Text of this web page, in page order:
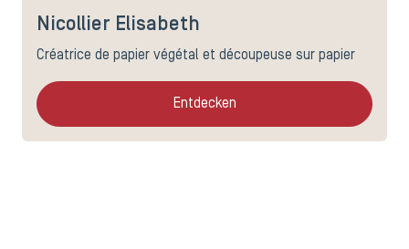
Nicollier Elisabeth
Créatrice de papier végétal et découpeuse sur papier
Entdecken